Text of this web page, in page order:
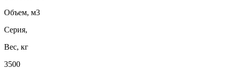
Объем, м3
Серия,
Вес, кг
3500